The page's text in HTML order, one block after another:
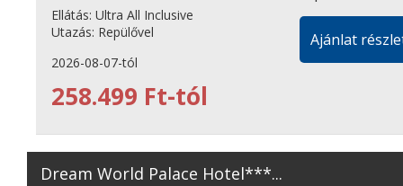
Ellátás: Ultra All Inclusive
Utazás: Repülővel
2026-08-07-tól
258.499 Ft-tól
Ajánlat
Dream World Palace Hotel***...